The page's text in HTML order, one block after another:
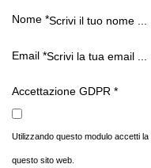
Nome *
Email *
Accettazione GDPR *
Utilizzando questo modulo accetti
questo sito web.